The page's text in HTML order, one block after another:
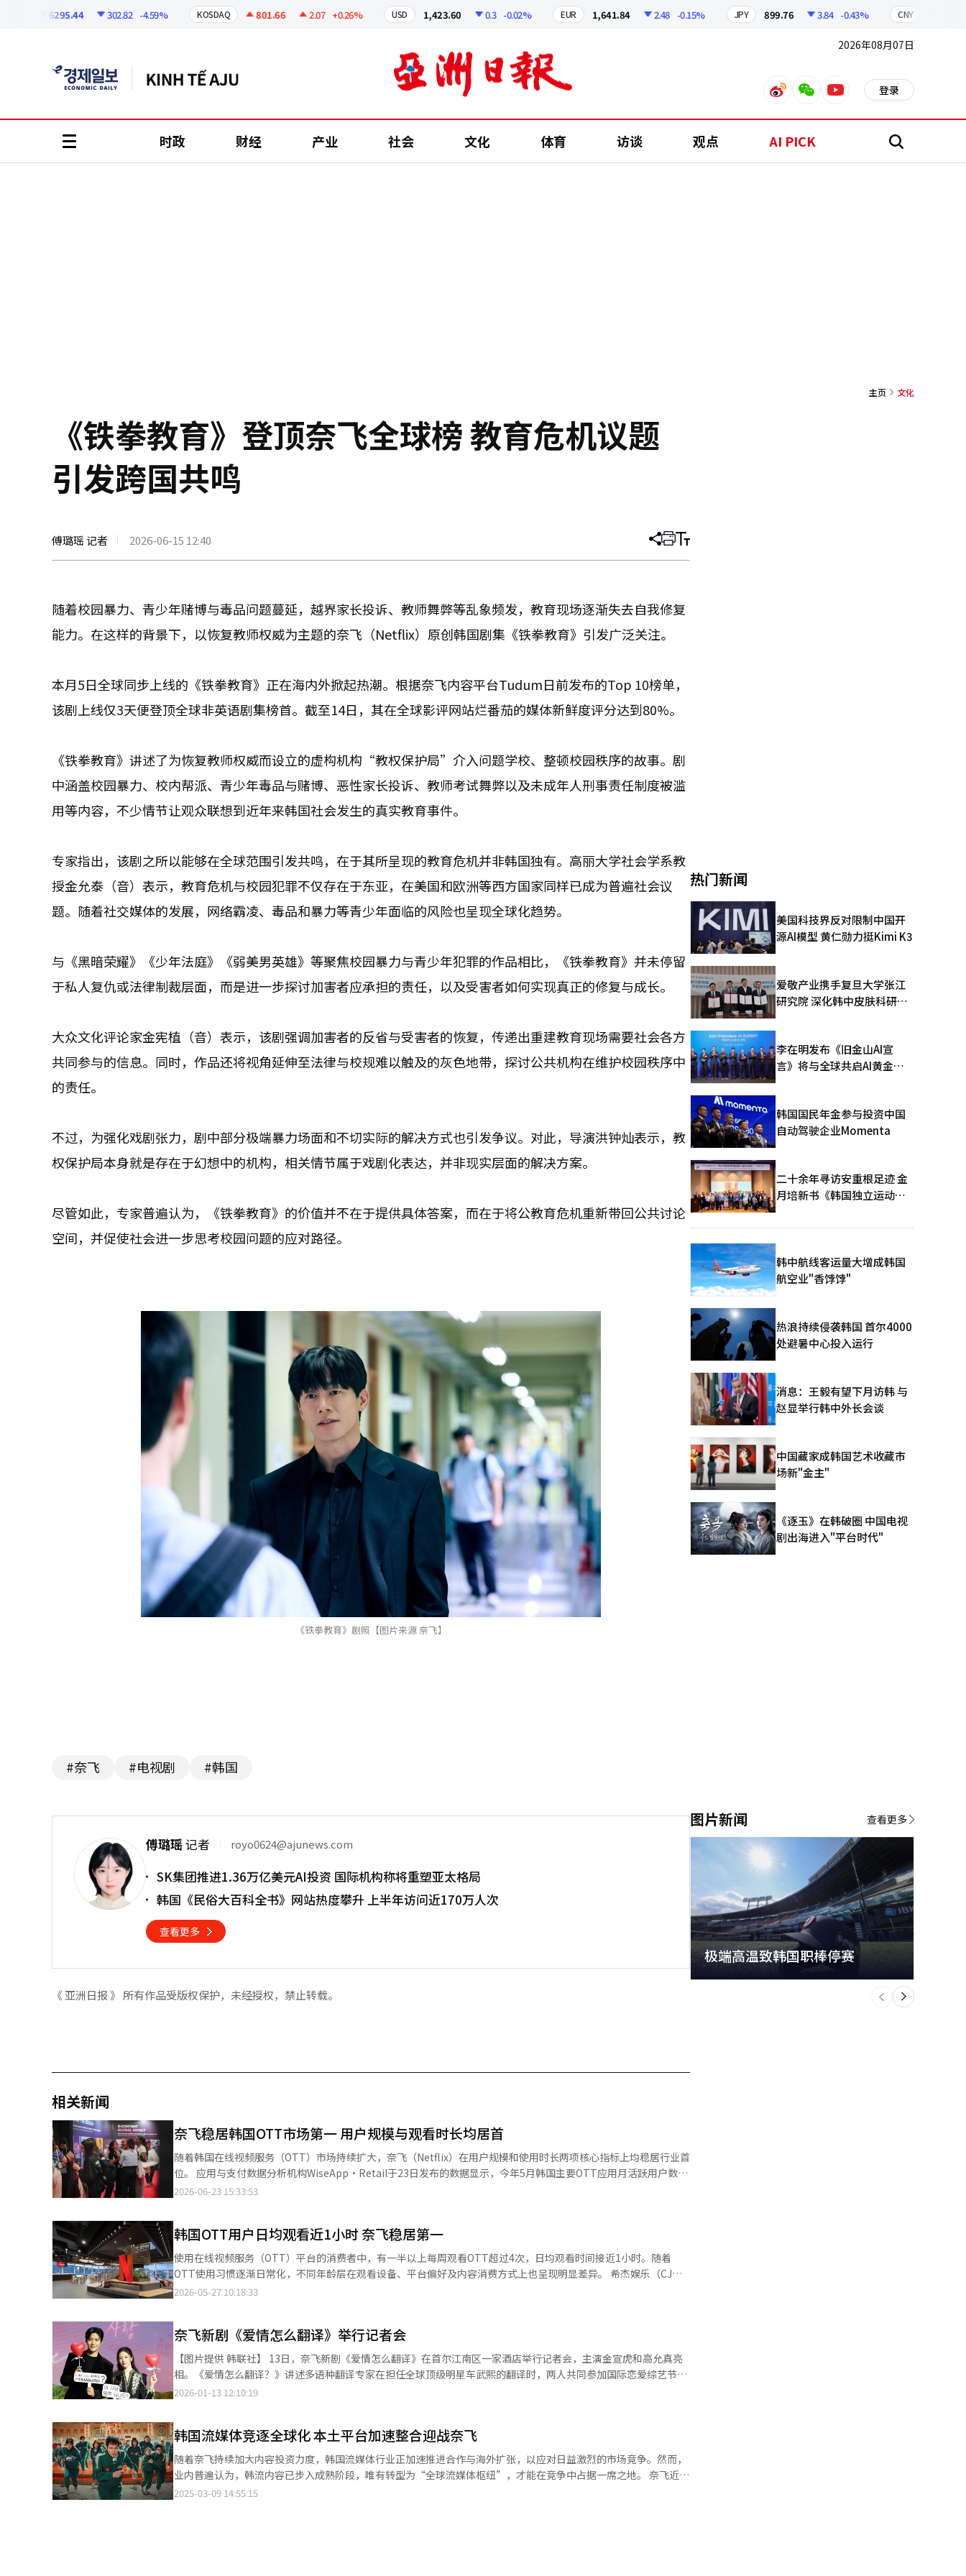
6295.44 302.82 -4.59% KOSDAQ 801.66 2.07 +0.26% USD 1,423.60 0.3 -0.02% EUR 1,641.84 2.48 -0.15% JPY 899.76 3.84 -0.43% CNY 210.96
2026年08月07日
weiboweixinyoutube 登录
时政 财经 产业 社会 文化 体育 访谈 观点 AI PICK 搜
主页 文化
《铁拳教育》登顶奈飞全球榜 教育危机议题
引发跨国共鸣
傅璐瑶 记者 2026-06-15 12:40 分
文
打 调
大
随着校园暴力、青少年赌博与毒品问题蔓延，越界家长投诉、教师舞弊等乱象频发，教育现场逐渐失去自我修复
能力。在这样的背景下，以恢复教师权威为主题的奈飞（Netflix）原创韩国剧集《铁拳教育》引发广泛关注。
本月5日全球同步上线的《铁拳教育》正在海内外掀起热潮。根据奈飞内容平台Tudum日前发布的Top 10榜单，
该剧上线仅3天便登顶全球非英语剧集榜首。截至14日，其在全球影评网站烂番茄的媒体新鲜度评分达到80%。
《铁拳教育》讲述了为恢复教师权威而设立的虚构机构“教权保护局”介入问题学校、整顿校园秩序的故事。剧
中涵盖校园暴力、校内帮派、青少年毒品与赌博、恶性家长投诉、教师考试舞弊以及未成年人刑事责任制度被滥
用等内容，不少情节让观众联想到近年来韩国社会发生的真实教育事件。
专家指出，该剧之所以能够在全球范围引发共鸣，在于其所呈现的教育危机并非韩国独有。高丽大学社会学系教
授金允泰（音）表示，教育危机与校园犯罪不仅存在于东亚，在美国和欧洲等西方国家同样已成为普遍社会议
题。随着社交媒体的发展，网络霸凌、毒品和暴力等青少年面临的风险也呈现全球化趋势。
与《黑暗荣耀》《少年法庭》《弱美男英雄》等聚焦校园暴力与青少年犯罪的作品相比，《铁拳教育》并未停留
于私人复仇或法律制裁层面，而是进一步探讨加害者应承担的责任，以及受害者如何实现真正的修复与成长。
大众文化评论家金宪植（音）表示，该剧强调加害者的反省与受害者的恢复，传递出重建教育现场需要社会各方
共同参与的信息。同时，作品还将视角延伸至法律与校规难以触及的灰色地带，探讨公共机构在维护校园秩序中
的责任。
不过，为强化戏剧张力，剧中部分极端暴力场面和不切实际的解决方式也引发争议。对此，导演洪钟灿表示，教
权保护局本身就是存在于幻想中的机构，相关情节属于戏剧化表达，并非现实层面的解决方案。
尽管如此，专家普遍认为，《铁拳教育》的价值并不在于提供具体答案，而在于将公教育危机重新带回公共讨论
空间，并促使社会进一步思考校园问题的应对路径。
《铁拳教育》剧照【图片来源 奈飞】
#奈飞 #电视剧 #韩国
傅璐瑶记者 royo0624@ajunews.com
SK集团推进1.36万亿美元AI投资 国际机构称将重塑亚太格局
韩国《民俗大百科全书》网站热度攀升 上半年访问近170万人次
查看更多
《 亚洲日报 》 所有作品受版权保护，未经授权，禁止转载。
相关新闻
奈飞稳居韩国OTT市场第一 用户规模与观看时长均居首
随着韩国在线视频服务（OTT）市场持续扩大，奈飞（Netflix）在用户规模和使用时长两项核心指标上均稳居行业首
位。 应用与支付数据分析机构WiseApp·Retail于23日发布的数据显示，今年5月韩国主要OTT应用月活跃用户数
（MAU）达2209万人，较去年同期的2124万人增长4%，近三年年均增长率为5.7%。 从用户占有率来看，奈飞以
57.7%，显著高于其用户占有率，显示出较强的用户黏性。TVING以24.8%位居第二，其后依次为Coupang
Play（6.5%）、Wavve（5.4%）和Disney+（3.3%）。 与此同时，OTT平台的功能正逐步从内容消费延伸至品牌营
销领域。业内认为，随着平台影响力不断扩大，OTT正成为连接消费品、旅游、美妆等产业的重要营销渠道。 以奈
飞为例，公司近期在法国举行的“2026 K-Expo France”活动中展示了与韩国食品、旅游及美妆企业的合作案例，
并强调其正从内容平台向全球营销合作伙伴转型。 当地观众体验“2026 K-Expo France”奈飞展区。【图片来源 韩
2026-06-23 15:33:53
韩国OTT用户日均观看近1小时 奈飞稳居第一
使用在线视频服务（OTT）平台的消费者中，有一半以上每周观看OTT超过4次，日均观看时间接近1小时。随着
OTT使用习惯逐渐日常化，不同年龄层在观看设备、平台偏好及内容消费方式上也呈现明显差异。 希杰娱乐（CJ
ENM）旗下数字营销企业Mezzomedia于27日发布的《2026数字生活方式报告》显示，在针对使用OTT平台的成年
多岁人群分别达到65分钟和63分钟，超过1小时；10多岁、50多岁和40多岁人群则分别为57分钟、57分钟和52分
钟。 在观看设备方面，智能手机仍是最主要的终端设备。不过，40多岁和50多岁人群更倾向于通过电视观看OTT内
容；10多岁用户则以平板电脑为主要设备，占比达37%。 平台使用率方面，奈飞（Netflix）稳居首位。30岁以上年
龄层中，奈飞使用率均超过90%，10多岁和20多岁人群则分别为82%和84%。第二位大多由TVING占据，但40多岁
人群中，Coupang Play以42%的占比位列第二。 对于选择平台的原因，多数受访者将“内容丰富多样”列为首要因
外支付订阅费用即可观看相关内容，因此在价格竞争力方面具有一定优势。 从主要观看内容来看，电影排名第一，仅
30多岁人群将“韩国电视剧”（56%）列为最常观看内容，高于电影。在内容选择标准方面，多数用户会参考话题性
与知名度，但10多岁人群更倾向于“自行搜索内容”，“话题性·知名度”仅排第三。 另一方面，OTT广告套餐平
均使用率达到65%，其中50多岁用户使用率最高，为68%。按平台划分，奈飞广告套餐使用率为54%，TVING为
2026-05-27 10:18:33
奈飞新剧《爱情怎么翻译》举行记者会
【图片提供 韩联社】 13日，奈飞新剧《爱情怎么翻译》在首尔江南区一家酒店举行记者会，主演金宣虎和高允真亮
相。《爱情怎么翻译？》讲述多语种翻译专家在担任全球顶级明星车武熙的翻译时，两人共同参加国际恋爱综艺节目
并在全球旅行中展开意外恋情的故事。
2026-01-13 12:10:19
韩国流媒体竞逐全球化 本土平台加速整合迎战奈飞
随着奈飞持续加大内容投资力度，韩国流媒体行业正加速推进合作与海外扩张，以应对日益激烈的市场竞争。然而，
业内普遍认为，韩流内容已步入成熟阶段，唯有转型为“全球流媒体枢纽”，才能在竞争中占据一席之地。 奈飞近日
宣布，今年将把内容投资预算提升至180亿美元，较去年增长约11%，凸显其持续推进“增长模式”的战略意图。奈
2025-03-09 14:55:15
热门新闻
美国科技界反对限制中国开
源AI模型 黄仁勋力挺Kimi K3
爱敬产业携手复旦大学张江
研究院 深化韩中皮肤科研合
李在明发布《旧金山AI宣
言》将与全球共启AI黄金时
韩国国民年金参与投资中国
自动驾驶企业Momenta
二十余年寻访安重根足迹 金
月培新书《韩国独立运动圣
版
韩中航线客运量大增成韩国
航空业"香饽饽"
热浪持续侵袭韩国 首尔4000
处避暑中心投入运行
消息：王毅有望下月访韩 与
赵显举行韩中外长会谈
中国藏家成韩国艺术收藏市
场新"金主"
《逐玉》在韩破圈 中国电视
剧出海进入"平台时代"
图片新闻
极端高温致韩国职棒停赛
下
一
个
查看更多